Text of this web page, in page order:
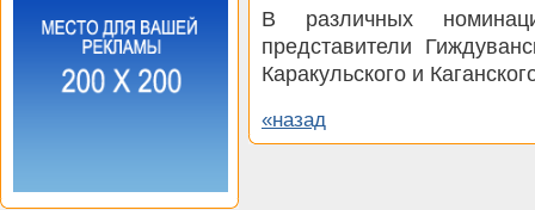
В различных
представители
Каракульского и
«назад